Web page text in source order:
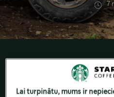
7
VIRTUĀLA
Lai turpinātu, mums ir